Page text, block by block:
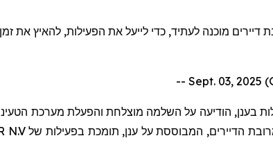
בענן, הודיעה על השלמה מוצלחת והפעלת מערכת
הדיירים, המבוססת על ענן, תומכת בפעילות שלN.V